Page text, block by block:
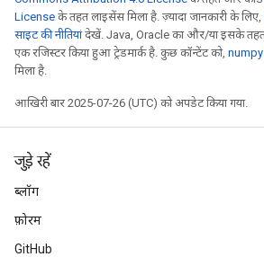
License के तहत लाइसेंस मिला है. ज़्यादा जानकारी के लिए,
साइट की नीतियांदेखें. Java, Oracle का और/या इसके तहत
एक रजिस्टर किया हुआ ट्रेडमार्क है. कुछ कॉन्टेंट को,
मिला है.
आखिरी बार 2025-07-26 (UTC) को अपडेट किया गया.
जुड़े रहें
ब्लॉग
फ़ोरम
GitHub